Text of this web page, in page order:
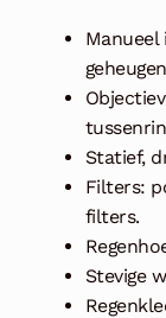
Manueel
Statief,
Filters:
filters.
Stevige